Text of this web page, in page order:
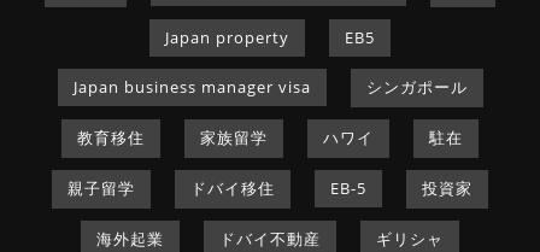
Japan property EB5
Japan business manager visa シンガポール
教育移住 家族留学 ハワイ 駐在
親子留学 ドバイ移住 EB-5 投資家
海外起業 ドバイ不動産 ギリシャ